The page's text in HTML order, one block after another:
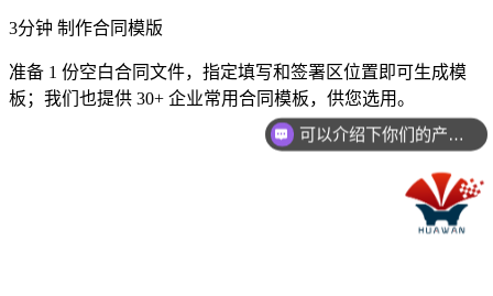
3分钟 制作合同模版
准备 1 份空白合同文件，指定填写和签署区位置即可生成模
板；我们也提供 30+ 企业常用合同模板，供您选用。
可以介绍下你们的产品么？